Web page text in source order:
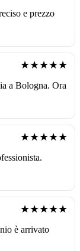
e prezzo
★★★★★
a Bologna. Ora
★★★★★
★★★★★
è arrivato